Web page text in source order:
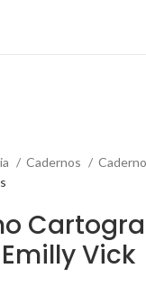
Cadernos
Vick